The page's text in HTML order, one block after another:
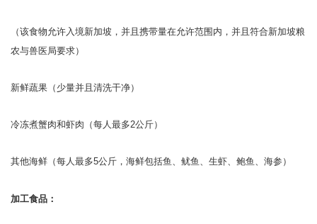
（该食物允许入境新加坡，并且携带量在允许范围内，并且符合新加坡粮
农与兽医局要求）
新鲜蔬果（少量并且清洗干净）
冷冻煮蟹肉和虾肉（每人最多2公斤）
其他海鲜（每人最多5公斤，海鲜包括鱼、鱿鱼、生虾、鲍鱼、海参）
加工食品：